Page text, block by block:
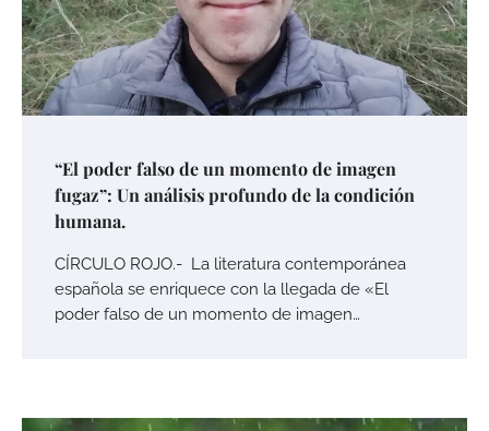
“El poder falso de un momento de imagen
fugaz”: Un análisis profundo de la condición
humana.
CÍRCULO ROJO.- La literatura contemporánea
española se enriquece con la llegada de «El
poder falso de un momento de imagen…